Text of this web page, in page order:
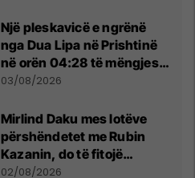
Një pleskavicë e ngrënë
nga Dua Lipa në Prishtinë
në orën 04:28 të mëngjesit
- dhe bota digjitale serbe
03/08/2026
Mirlind Daku mes lotëve
përshëndetet me Rubin
Kazanin, do të fitojë
miliona te Spartak Moska
02/08/2026